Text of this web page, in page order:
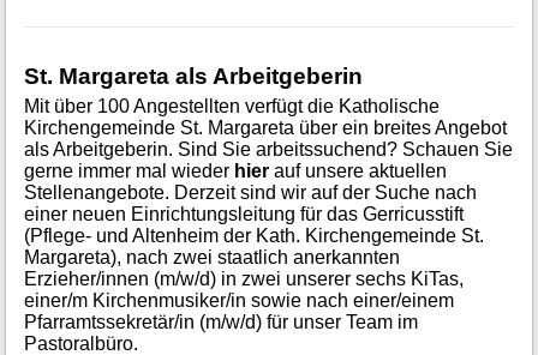
St. Margareta als Arbeitgeberin
Mit über 100 Angestellten verfügt die Katholische
Kirchengemeinde St. Margareta über ein breites Angebot
als Arbeitgeberin. Sind Sie arbeitssuchend? Schauen Sie
gerne immer mal wieder hierauf unsere aktuellen
Stellenangebote. Derzeit sind wir auf der Suche nach
einer neuen Einrichtungsleitung für das Gerricusstift
(Pflege- und Altenheim der Kath. Kirchengemeinde St.
Margareta), nach zwei staatlich anerkannten
Erzieher/innen (m/w/d) in zwei unserer sechs KiTas,
einer/m Kirchenmusiker/in sowie nach einer/einem
Pfarramtssekretär/in (m/w/d) für unser Team im
Pastoralbüro.